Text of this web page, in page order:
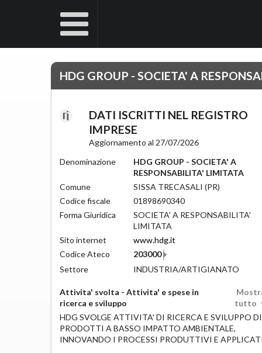
HDG GROUP - SOCIETA' A
DATI ISCRITTI NEL REGISTRO
IMPRESE
Aggiornamento al 27/07/2026
Denominazione
HDG GROUP - SOCIETA' A
RESPONSABILITA' LIMITATA
Comune
SISSA TRECASALI (PR)
Codice fiscale
01898690340
Forma Giuridica
SOCIETA' A RESPONSABILITA'
LIMITATA
Sito internet
www.hdg.it
Codice Ateco
203000
Settore
INDUSTRIA/ARTIGIANATO
Attivita' svolta - Attivita' e spese in
ricerca e sviluppo
tutto
HDG SVOLGE ATTIVITA' DI RICERCA E SVILUPPO DI
PRODOTTI A BASSO IMPATTO AMBIENTALE,
INNOVANDO I PROCESSI PRODUTTIVI E